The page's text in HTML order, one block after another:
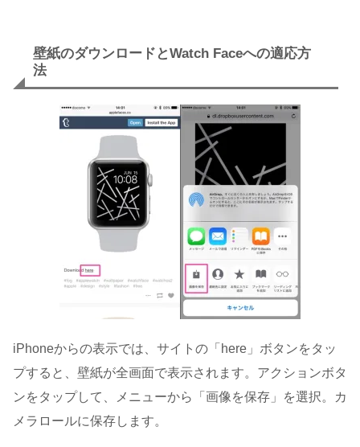
壁紙のダウンロードとWatch Faceへの適応方
法
iPhoneからの表示では、サイトの「here」ボタンをタッ
プすると、壁紙が全画面で表示されます。アクションボタ
ンをタップして、メニューから「画像を保存」を選択。カ
メラロールに保存します。